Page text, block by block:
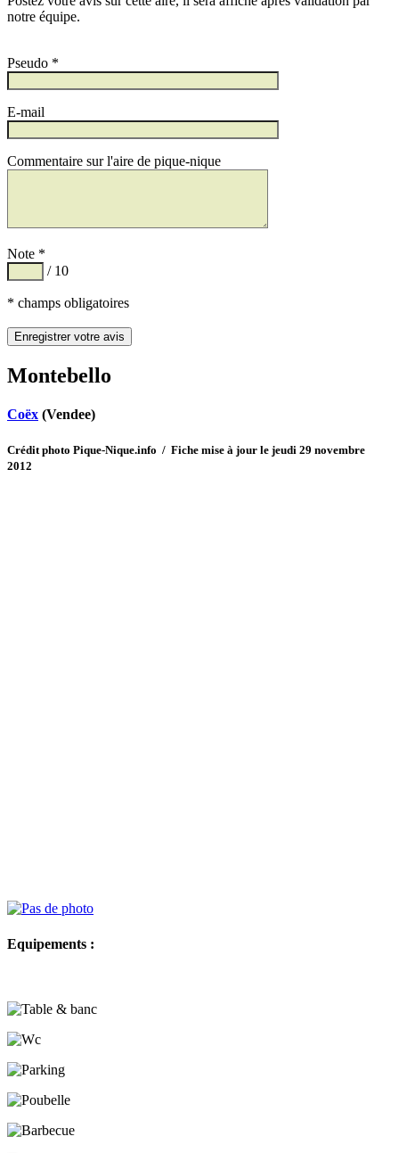
notre équipe.
Pseudo *
E-mail
Commentaire sur l'aire de pique-nique
Note *
/ 10
* champs obligatoires
Montebello
Coëx (Vendee)
Crédit photo Pique-Nique.info / Fiche mise à jour le jeudi 29 novembre
2012
Equipements :